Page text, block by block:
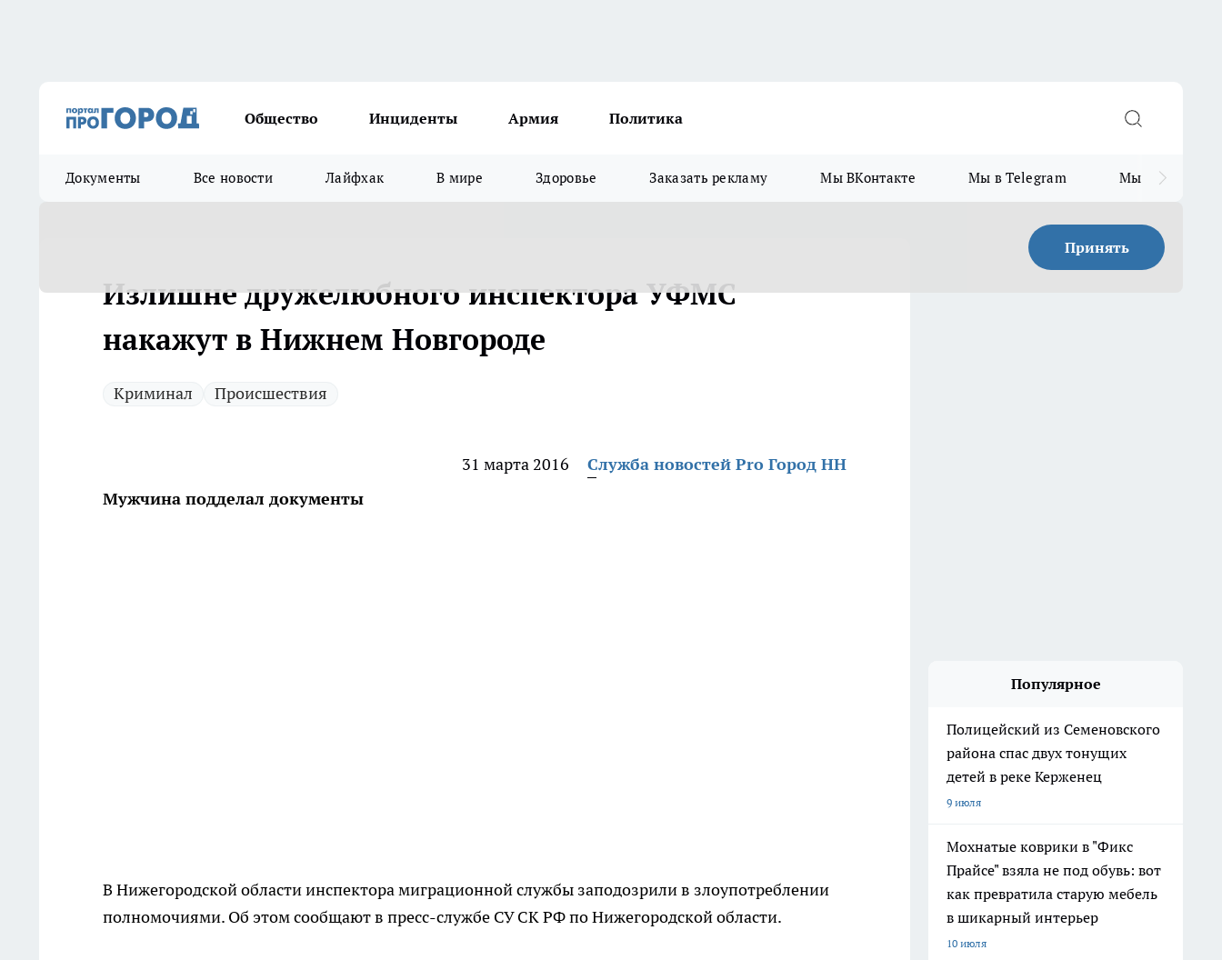
Общество Инциденты Армия Политика
Документы Все новости Лайфхак В мире Здоровье Заказать рекламу Мы ВКонтакте Мы в Telegram Мы в MAX
Принять
Излишне дружелюбного инспектора УФМС
накажут в Нижнем Новгороде
Криминал Происшествия
31 марта 2016
Служба новостей Pro Город НН
Мужчина подделал документы
В Нижегородской области инспектора миграционной службы заподозрили в злоупотреблении
полномочиями. Об этом сообщают в пресс-службе СУ СК РФ по Нижегородской области.
Популярное
Полицейский из Семеновского
района спас двух тонущих
детей в реке Керженец
9 июля
Мохнатые коврики в "Фикс
Прайсе" взяла не под обувь: вот
как превратила старую мебель
в шикарный интерьер
10 июля